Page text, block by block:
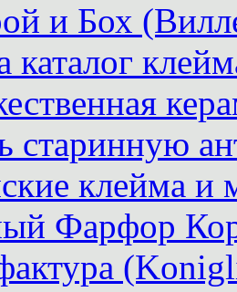
и Бох
каталог
старинную
клейма и
Фарфор